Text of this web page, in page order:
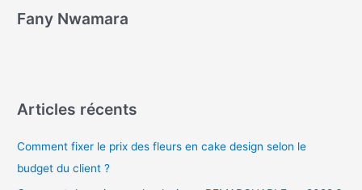
Fany Nwamara
Articles récents
Comment fixer le prix des fleurs en cake design selon le
budget du client ?